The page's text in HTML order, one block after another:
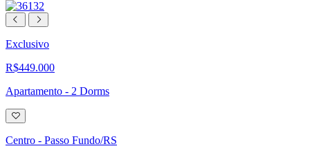
Exclusivo
R$449.000
Apartamento - 2 Dorms
Adicionar
à
lista
de
Centro - Passo Fundo/RS